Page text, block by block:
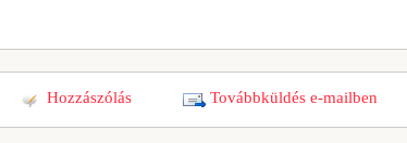
Továbbküldés e-mailben
Hozzászólás